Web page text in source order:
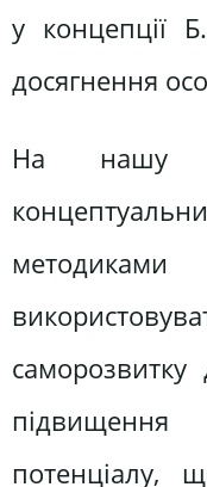
у концепції
досягнення
На нашу
саморозвитку
потенціалу,